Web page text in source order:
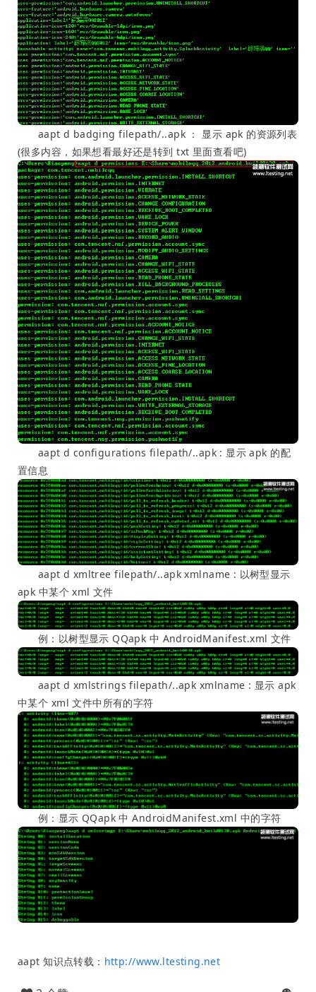
aapt d badging filepath/..apk ： 显示 apk 的资源列表
(很多内容，如果想看最好还是转到 txt 里面查看吧)
aapt d configurations filepath/..apk : 显示 apk 的配
置信息
aapt d xmltree filepath/..apk xmlname : 以树型显示
apk 中某个 xml 文件
例：以树型显示 QQapk 中 AndroidManifest.xml 文件
aapt d xmlstrings filepath/..apk xmlname : 显示 apk
中某个 xml 文件中所有的字符
例：显示 QQapk 中 AndroidManifest.xml 中的字符
aapt 知识点转载： http://www.ltesting.net